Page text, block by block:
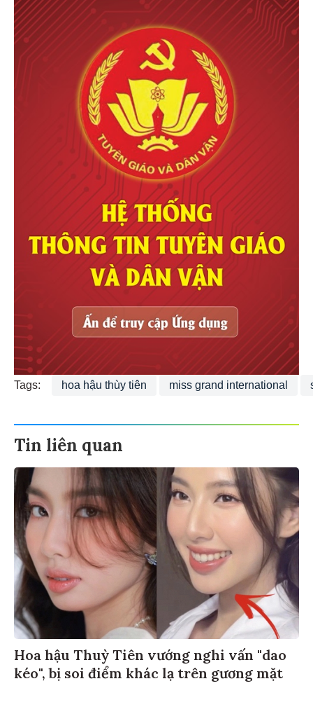
Tags: hoa hậu thùy tiên miss grand international
Tin liên quan
Hoa hậu Thuỳ Tiên vướng nghi vấn "dao
kéo", bị soi điểm khác lạ trên gương mặt